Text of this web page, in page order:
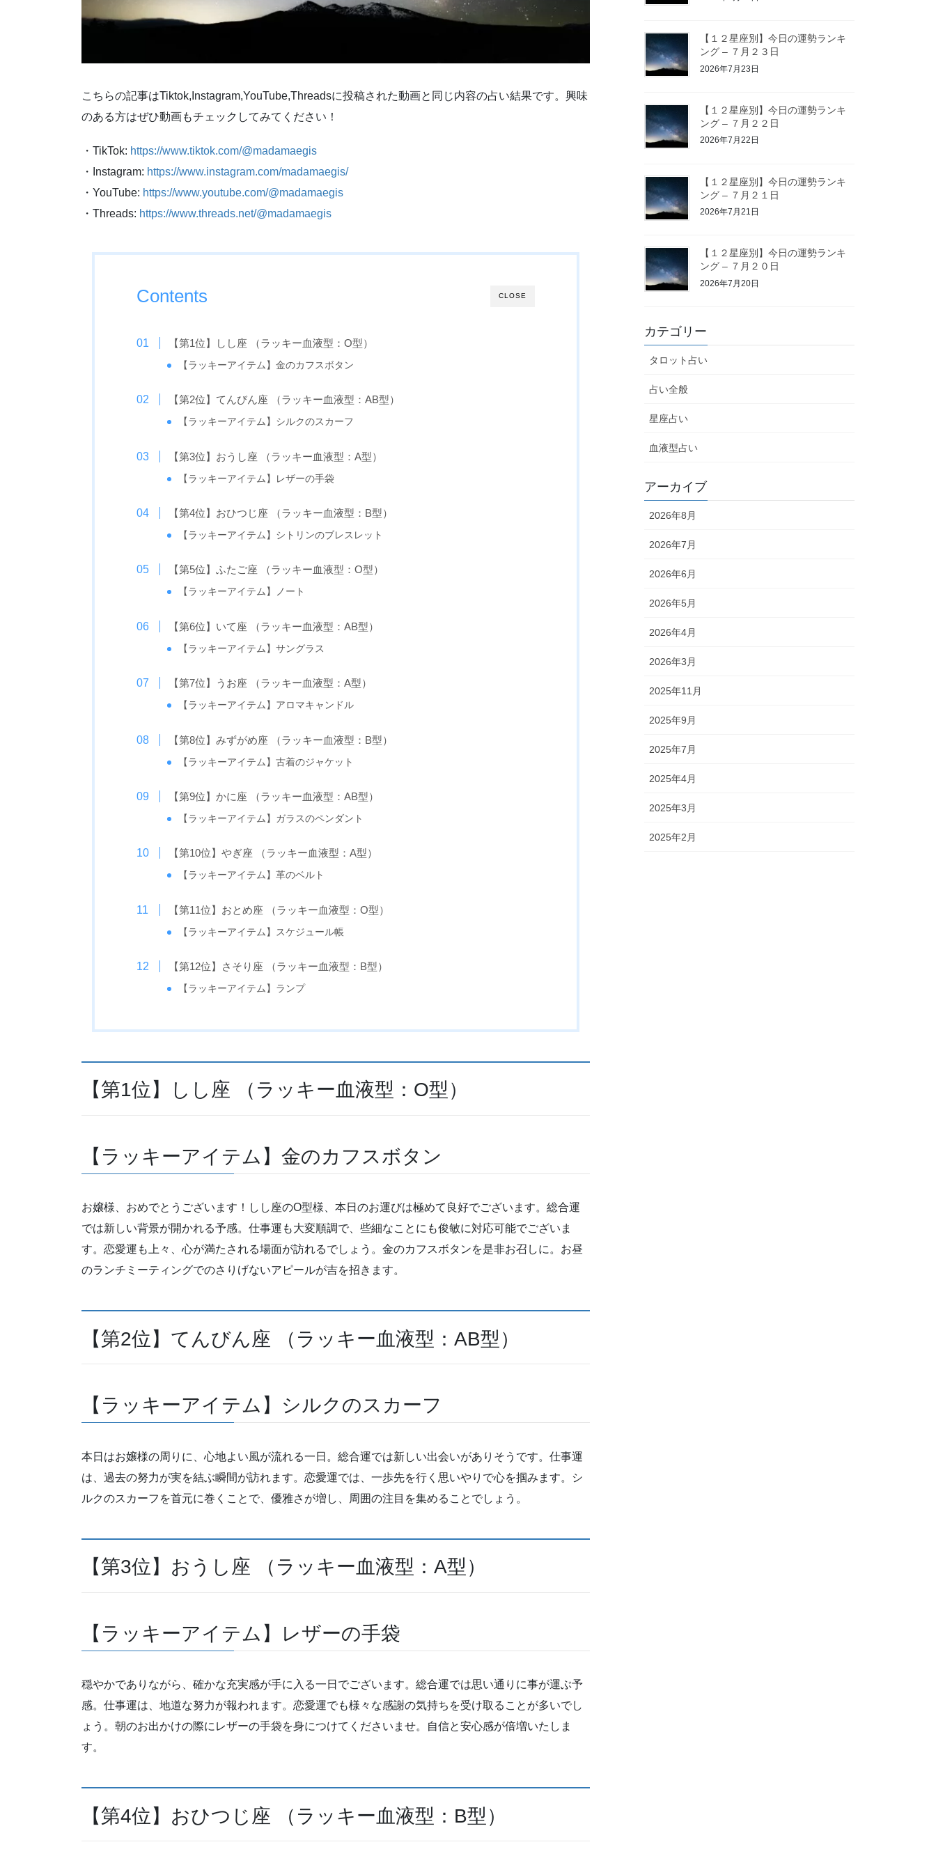
こちらの記事はTiktok,Instagram,YouTube,Threadsに投稿された動画と同じ内容の占い結果です。興味
のある方はぜひ動画もチェックしてみてください！
・TikTok: https://www.tiktok.com/@madamaegis
・Instagram: https://www.instagram.com/madamaegis/
・YouTube: https://www.youtube.com/@madamaegis
・Threads: https://www.threads.net/@madamaegis
CLOSE
Contents
【第1位】しし座 （ラッキー血液型：O型）
【ラッキーアイテム】金のカフスボタン
【第2位】てんびん座 （ラッキー血液型：AB型）
【ラッキーアイテム】シルクのスカーフ
【第3位】おうし座 （ラッキー血液型：A型）
【ラッキーアイテム】レザーの手袋
【第4位】おひつじ座 （ラッキー血液型：B型）
【ラッキーアイテム】シトリンのブレスレット
【第5位】ふたご座 （ラッキー血液型：O型）
【ラッキーアイテム】ノート
【第6位】いて座 （ラッキー血液型：AB型）
【ラッキーアイテム】サングラス
【第7位】うお座 （ラッキー血液型：A型）
【ラッキーアイテム】アロマキャンドル
【第8位】みずがめ座 （ラッキー血液型：B型）
【ラッキーアイテム】古着のジャケット
【第9位】かに座 （ラッキー血液型：AB型）
【ラッキーアイテム】ガラスのペンダント
【第10位】やぎ座 （ラッキー血液型：A型）
【ラッキーアイテム】革のベルト
【第11位】おとめ座 （ラッキー血液型：O型）
【ラッキーアイテム】スケジュール帳
【第12位】さそり座 （ラッキー血液型：B型）
【ラッキーアイテム】ランプ
【第1位】しし座 （ラッキー血液型：O型）
【ラッキーアイテム】金のカフスボタン
お嬢様、おめでとうございます！しし座のO型様、本日のお運びは極めて良好でございます。総合運
では新しい背景が開かれる予感。仕事運も大変順調で、些細なことにも俊敏に対応可能でございま
す。恋愛運も上々、心が満たされる場面が訪れるでしょう。金のカフスボタンを是非お召しに。お昼
のランチミーティングでのさりげないアピールが吉を招きます。
【第2位】てんびん座 （ラッキー血液型：AB型）
【ラッキーアイテム】シルクのスカーフ
本日はお嬢様の周りに、心地よい風が流れる一日。総合運では新しい出会いがありそうです。仕事運
は、過去の努力が実を結ぶ瞬間が訪れます。恋愛運では、一歩先を行く思いやりで心を掴みます。シ
ルクのスカーフを首元に巻くことで、優雅さが増し、周囲の注目を集めることでしょう。
【第3位】おうし座 （ラッキー血液型：A型）
【ラッキーアイテム】レザーの手袋
穏やかでありながら、確かな充実感が手に入る一日でございます。総合運では思い通りに事が運ぶ予
感。仕事運は、地道な努力が報われます。恋愛運でも様々な感謝の気持ちを受け取ることが多いでし
ょう。朝のお出かけの際にレザーの手袋を身につけてくださいませ。自信と安心感が倍増いたしま
す。
【第4位】おひつじ座 （ラッキー血液型：B型）
【１２星座別】今日の運勢ランキ
ング – ７月２３日
2026年7月23日
【１２星座別】今日の運勢ランキ
ング – ７月２２日
2026年7月22日
【１２星座別】今日の運勢ランキ
ング – ７月２１日
2026年7月21日
【１２星座別】今日の運勢ランキ
ング – ７月２０日
2026年7月20日
カテゴリー
タロット占い
占い全般
星座占い
血液型占い
アーカイブ
2026年8月
2026年7月
2026年6月
2026年5月
2026年4月
2026年3月
2025年11月
2025年9月
2025年7月
2025年4月
2025年3月
2025年2月